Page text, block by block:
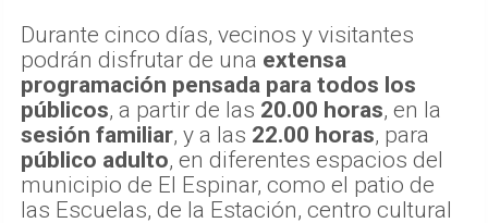
Durante cinco días, vecinos y visitantes
podrán disfrutar de una extensa
programación pensada para todos los
públicos, a partir de las 20.00 horas, en la
sesión familiar, y a las 22.00 horas, para
público adulto, en diferentes espacios del
municipio de El Espinar, como el patio de
las Escuelas, de la Estación, centro cultural